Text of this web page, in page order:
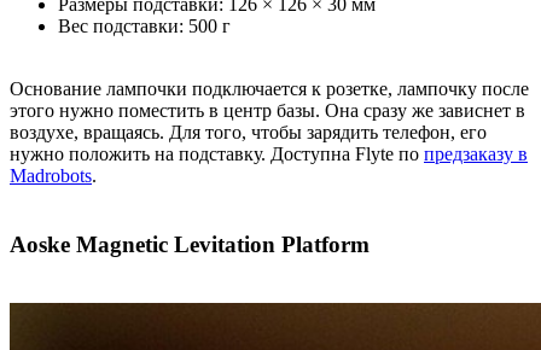
Размеры подставки: 126 × 126 × 30 мм
Вес подставки: 500 г
Основание лампочки подключается к розетке, лампочку после
этого нужно поместить в центр базы. Она сразу же зависнет в
воздухе, вращаясь. Для того, чтобы зарядить телефон, его
нужно положить на подставку. Доступна Flyte по предзаказу в
Madrobots.
Aoske Magnetic Levitation Platform